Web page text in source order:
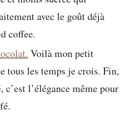
avec le goût déjà
coffee.
Voilà mon petit
tous les temps je crois. Fin,
l’élégance même pour